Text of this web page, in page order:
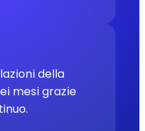
della
mesi grazie